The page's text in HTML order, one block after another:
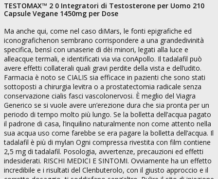
TESTOMAX™ 2 0 Integratori di Testosterone per Uomo 210
Capsule Vegane 1450mg per Dose
Ma anche qui, come nel caso diMars, le fonti epigrafiche ed
iconografichenon sembrano corrispondere a una grandedivinità
specifica, bensì con unaserie di dèi minori, legati alla luce e
alleacque termali, e identificati via via conApollo. Il tadalafil può
avere effetti collaterali quali gravi perdite della vista e dell’udito.
Farmacia è noto se CIALIS sia efficace in pazienti che sono stati
sottoposti a chirurgia levitra o a prostatectomia radicale senza
conservazione cialis fasci vascolonervosi. È meglio del Viagra
Generico se si vuole avere un’erezione dura che sia pronta per un
periodo di tempo molto più lungo. Se la bolletta dell’acqua pagato
il padrone di casa, l’inquilino naturalmente non come attento nella
sua acqua uso come farebbe se era pagare la bolletta dell’acqua. Il
tadalafil è più di mylan Ogni compressa rivestita con film contiene
2,5 mg di tadalafil. Posologia, avvertenze, precauzioni ed effetti
indesiderati. RISCHI MEDICI E SINTOMI. Ovviamente ha un effetto
incredibile e i risultati del Clenbuterolo, con il giusto approccio e il